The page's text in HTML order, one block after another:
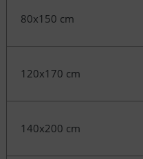
80x150 cm
120x170 cm
140x200 cm